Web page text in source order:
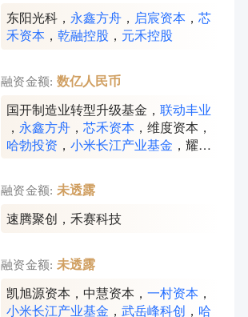
东阳光科 ， 永鑫方舟 ， 启宸资本 ，芯
禾资本 ，乾融控股 ， 元禾控股
融资金额: 数亿人民币
国开制造业转型升级基金 ，联动丰业
， 永鑫方舟 ，芯禾资本 ，维度资本 ，
哈勃投资 ，小米长江产业基金 ，耀途
融资金额: 未透露
速腾聚创 ，禾赛科技
融资金额: 未透露
凯旭源资本 ，中慧资本 ，一村资本 ，
小米长江产业基金 ，武岳峰科创 ， 哈